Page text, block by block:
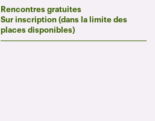
Rencontres gratuites
Sur inscription (dans la limite des
places disponibles)